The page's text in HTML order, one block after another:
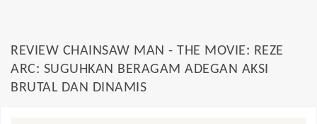
REVIEW CHAINSAW MAN - THE MOVIE: REZE
ARC: SUGUHKAN BERAGAM ADEGAN AKSI
BRUTAL DAN DINAMIS